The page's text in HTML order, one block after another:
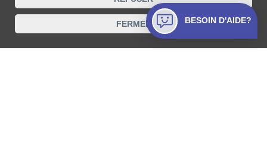
Recherche des offices de Suisse
Protection des données Mentions légales
Conditions d’utilisation Contact
FERMER BESOIN D'AIDE?